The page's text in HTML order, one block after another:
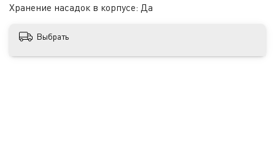
Хранение насадок в корпусе: Да
Выбрать